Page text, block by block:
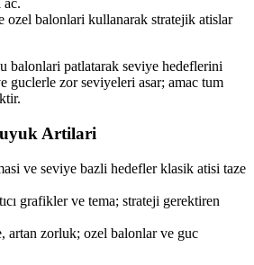
ac.
ozel balonlari kullanarak stratejik atislar
balonlari patlatarak seviye hedeflerini
guclerle zor seviyeleri asar; amac tum
Artilari
ve seviye bazli hedefler klasik atisi taze
grafikler ve tema; strateji gerektiren
artan zorluk; ozel balonlar ve guc